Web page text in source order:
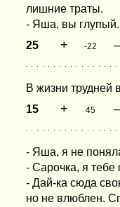
лишние траты.
- Яша, вы глупый.
25
+ -22 –
В жизни трудней
15
+ 45 –
- Яша, я не
- Сарочка, я тебе
- Дай-ка сюда
но не влюблен.